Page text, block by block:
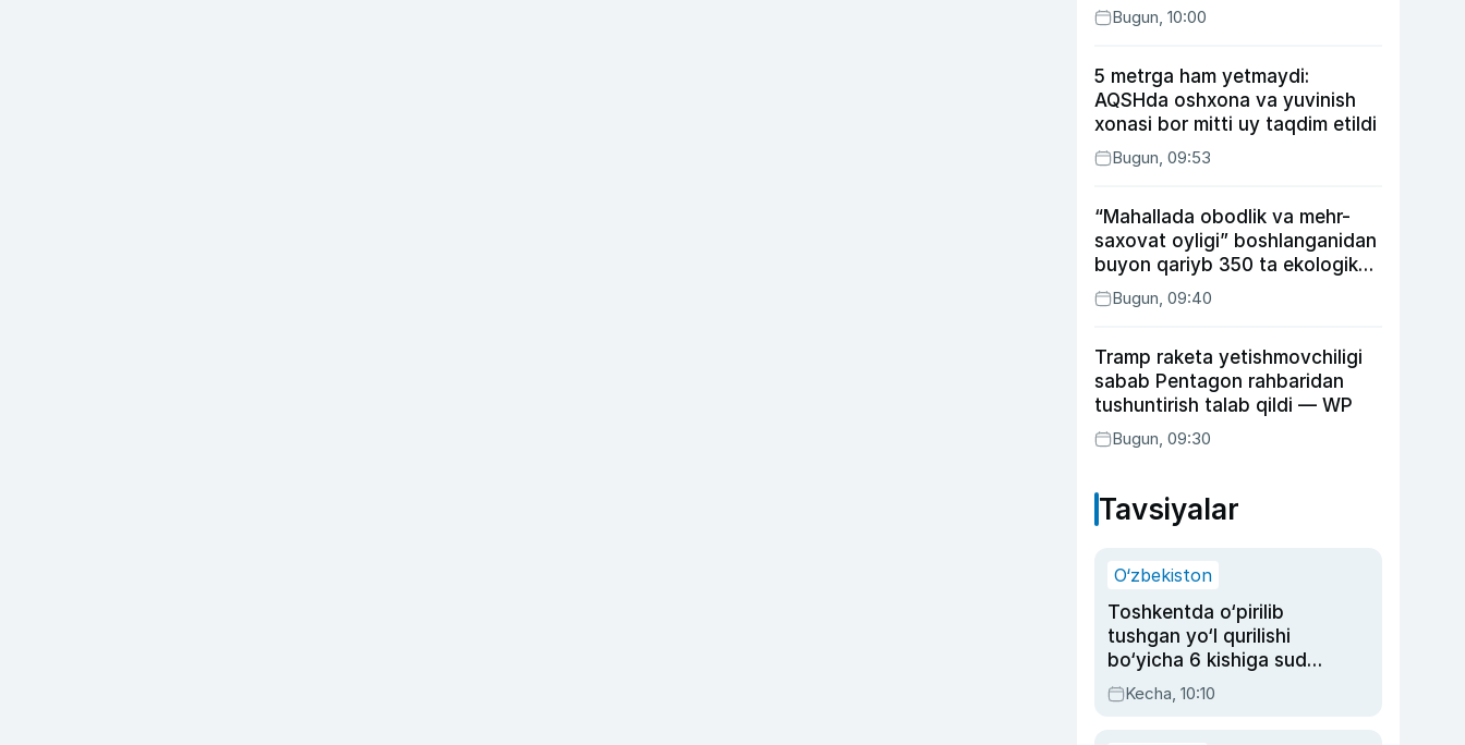
Bugun, 10:00
5 metrga ham yetmaydi:
AQSHda oshxona va yuvinish
xonasi bor mitti uy taqdim etildi
Bugun, 09:53
“Mahallada obodlik va mehr-
saxovat oyligi” boshlanganidan
buyon qariyb 350 ta ekologik
huquqbuzarlik aniqlandi
Bugun, 09:40
Tramp raketa yetishmovchiligi
sabab Pentagon rahbaridan
tushuntirish talab qildi — WP
Bugun, 09:30
Tavsiyalar
O‘zbekiston
Toshkentda o‘pirilib
tushgan yo‘l qurilishi
bo‘yicha 6 kishiga sud
hukmi o‘qildi
Kecha, 10:10